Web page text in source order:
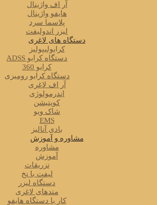
آر اف واژینال
هایفو واژینال
پلاسما سرد
لیزر اندولیفت
دستگاه های لاغری
کرایولیپولیز
دستگاه کرایو ADSS
کرایو 360
دستگاه کرایو رومیزی
آر اف لاغری
اندرمولوژی
کویتیشن
شاک ویو
EMS
بادی آنالیز
مشاوره و آموزش
مشاوره
آموزش
تزریقات
لیفت با نخ
دستگاه لیزر
متدهای لاغری
کار با دستگاه هایفو